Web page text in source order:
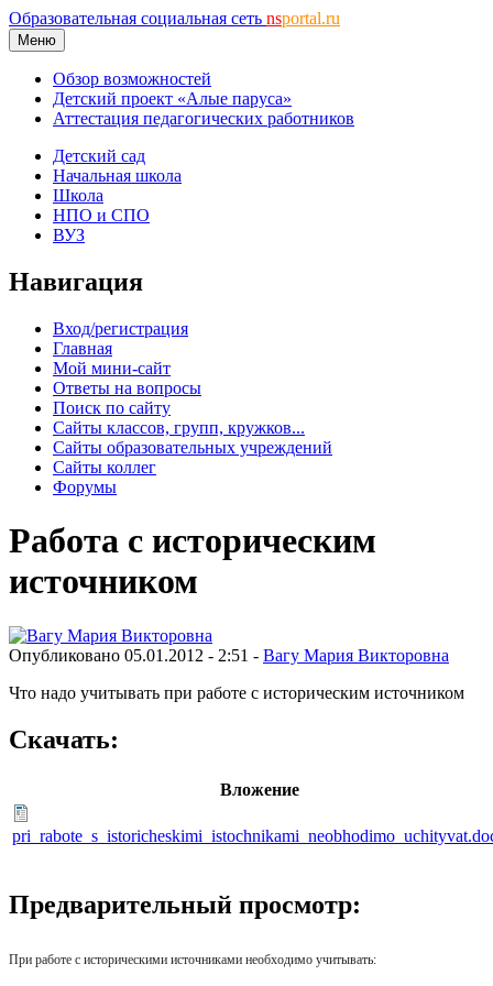
Образовательная социальная сеть nsportal.ru
Меню
Обзор возможностей
Детский проект «Алые паруса»
Аттестация педагогических работников
Детский сад
Начальная школа
Школа
НПО и СПО
ВУЗ
Навигация
Вход/регистрация
Главная
Мой мини-сайт
Ответы на вопросы
Поиск по сайту
Сайты классов, групп, кружков...
Сайты образовательных учреждений
Сайты коллег
Форумы
Работа с историческим
источником
Опубликовано 05.01.2012 - 2:51 - Вагу Мария Викторовна
Что надо учитывать при работе с историческим источником
Скачать:
Вложение
Предварительный просмотр:
При работе с историческими источниками необходимо учитывать: